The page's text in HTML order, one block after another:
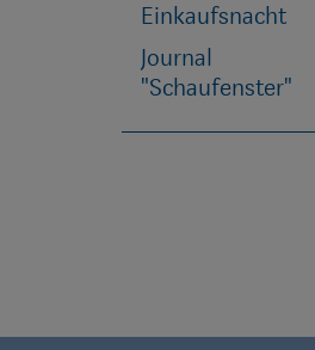
Einkaufsnacht
Journal
"Schaufenster"